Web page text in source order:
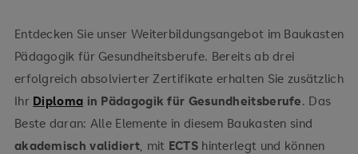
Entdecken Sie unser Weiterbildungsangebot im Baukasten
Pädagogik für Gesundheitsberufe. Bereits ab drei
erfolgreich absolvierter Zertifikate erhalten Sie zusätzlich
Ihr Diploma in Pädagogik für Gesundheitsberufe. Das
Beste daran: Alle Elemente in diesem Baukasten sind
akademisch validiert, mit ECTS hinterlegt und können